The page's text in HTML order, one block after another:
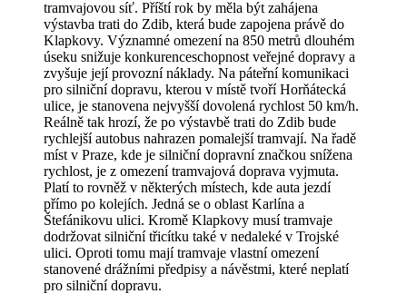
tramvajovou síť. Příští rok by měla být zahájena
výstavba trati do Zdib, která bude zapojena právě do
Klapkovy. Významné omezení na 850 metrů dlouhém
úseku snižuje konkurenceschopnost veřejné dopravy a
zvyšuje její provozní náklady. Na páteřní komunikaci
pro silniční dopravu, kterou v místě tvoří Horňátecká
ulice, je stanovena nejvyšší dovolená rychlost 50 km/h.
Reálně tak hrozí, že po výstavbě trati do Zdib bude
rychlejší autobus nahrazen pomalejší tramvají. Na řadě
míst v Praze, kde je silniční dopravní značkou snížena
rychlost, je z omezení tramvajová doprava vyjmuta.
Platí to rovněž v některých místech, kde auta jezdí
přímo po kolejích. Jedná se o oblast Karlína a
Štefánikovu ulici. Kromě Klapkovy musí tramvaje
dodržovat silniční třicítku také v nedaleké v Trojské
ulici. Oproti tomu mají tramvaje vlastní omezení
stanovené drážními předpisy a návěstmi, které neplatí
pro silniční dopravu.